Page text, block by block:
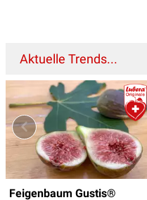
Aktuelle Trends...
Feigenbaum Gustis®